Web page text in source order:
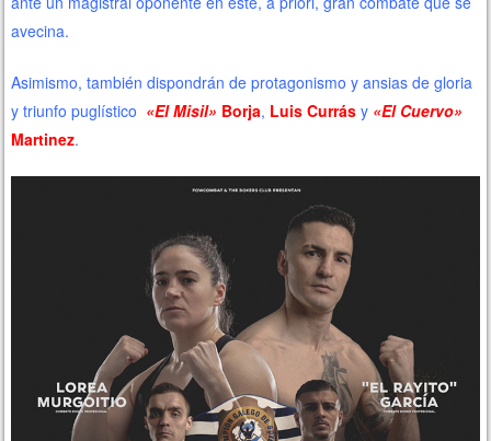
avecina.
Asimismo, también dispondrán de protagonismo y ansias de gloria
y triunfo puglístico «El Misil» Borja, Luis Currás y «El Cuervo»
Martinez.